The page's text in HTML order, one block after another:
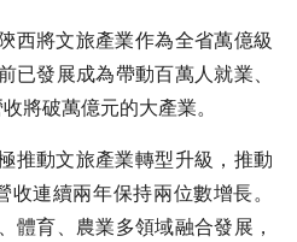
西將文旅產業作為全省萬億級
已發展成為帶動百萬人就業、
將破萬億元的大產業。
推動文旅產業轉型升級，推動
連續兩年保持兩位數增長。
體育、農業多領域融合發展，